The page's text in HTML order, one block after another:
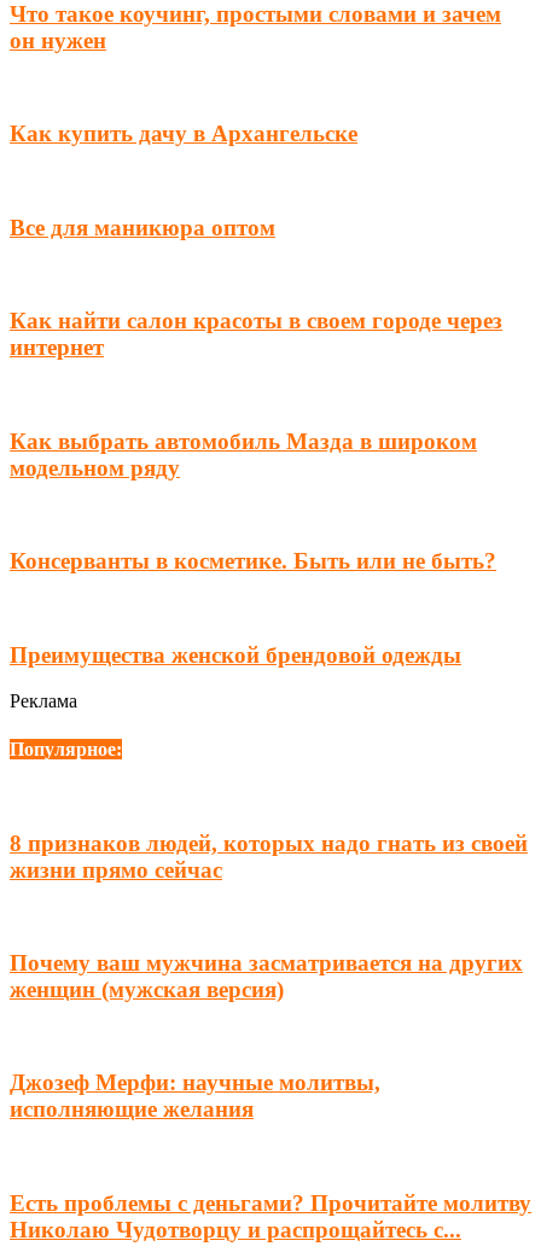
Что такое коучинг, простыми словами и зачем
он нужен
Как купить дачу в Архангельске
Все для маникюра оптом
Как найти салон красоты в своем городе через
интернет
Как выбрать автомобиль Мазда в широком
модельном ряду
Консерванты в косметике. Быть или не быть?
Преимущества женской брендовой одежды
Реклама
Популярное:
8 признаков людей, которых надо гнать из своей
жизни прямо сейчас
Почему ваш мужчина засматривается на других
женщин (мужская версия)
Джозеф Мерфи: научные молитвы,
исполняющие желания
Есть проблемы с деньгами? Прочитайте молитву
Николаю Чудотворцу и распрощайтесь с...